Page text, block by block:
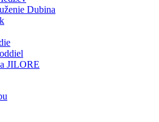
Dubina
JILORE